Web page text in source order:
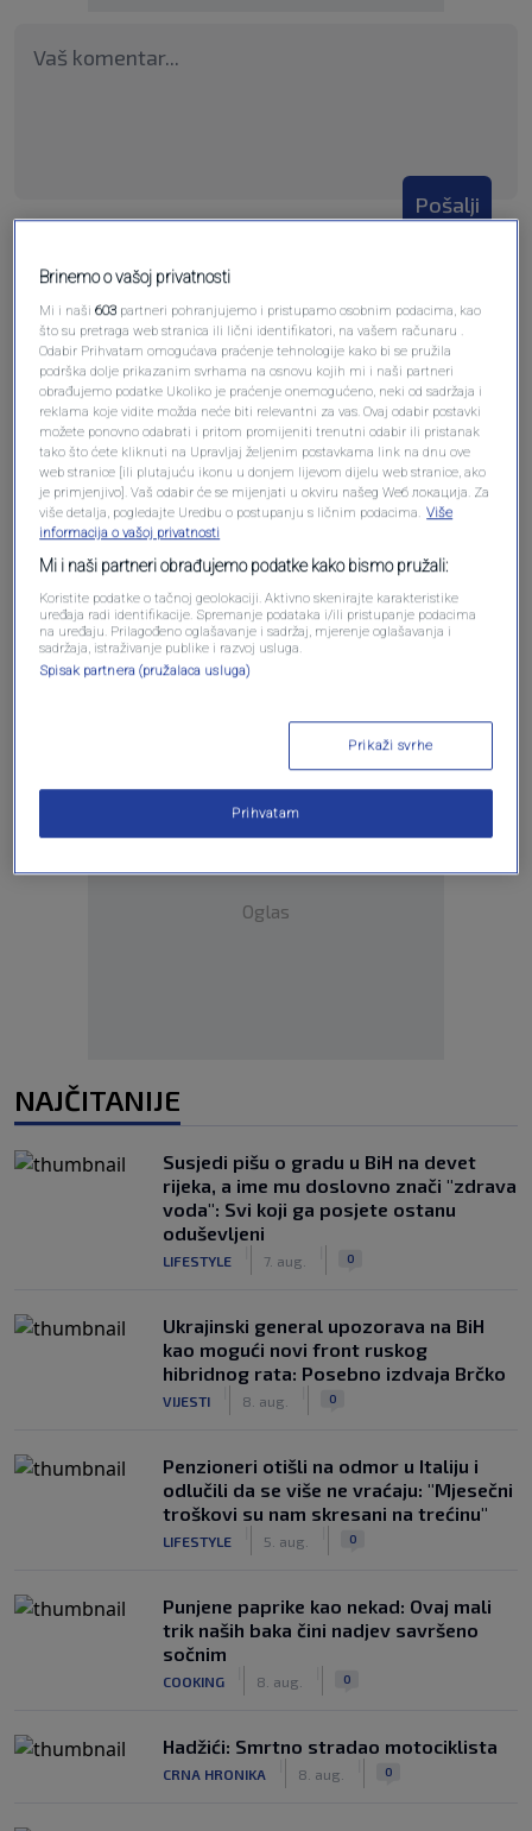
Pošalji
Pošalji komentar
Oglas
Oglas
NAJČITANIJE
Susjedi pišu o gradu u BiH na devet
rijeka, a ime mu doslovno znači "zdrava
voda": Svi koji ga posjete ostanu
oduševljeni
LIFESTYLE 7. aug. 0
Ukrajinski general upozorava na BiH
kao mogući novi front ruskog
hibridnog rata: Posebno izdvaja Brčko
VIJESTI 8. aug. 0
Penzioneri otišli na odmor u Italiju i
odlučili da se više ne vraćaju: "Mjesečni
troškovi su nam skresani na trećinu"
LIFESTYLE 5. aug. 0
Punjene paprike kao nekad: Ovaj mali
trik naših baka čini nadjev savršeno
sočnim
COOKING 8. aug. 0
Hadžići: Smrtno stradao motociklista
CRNA HRONIKA 8. aug. 0
Brinemo o vašoj privatnosti
Mi i naši603 partneri pohranjujemo i pristupamo osobnim podacima, kao
što su pretraga web stranica ili lični identifikatori, na vašem računaru .
Odabir Prihvatam omogućava praćenje tehnologije kako bi se pružila
podrška dolje prikazanim svrhama na osnovu kojih mi i naši partneri
obrađujemo podatke Ukoliko je praćenje onemogućeno, neki od sadržaja i
reklama koje vidite možda neće biti relevantni za vas. Ovaj odabir postavki
možete ponovno odabrati i pritom promijeniti trenutni odabir ili pristanak
tako što ćete kliknuti na Upravljaj željenim postavkama link na dnu ove
web stranice [ili plutajuću ikonu u donjem lijevom dijelu web stranice, ako
je primjenjivo]. Vaš odabir će se mijenjati u okviru našeg Wеб локација. Za
više detalja, pogledajte Uredbu o postupanju s ličnim podacima. Više
informacija o vašoj privatnosti
Mi i naši partneri obrađujemo podatke kako bismo pružali:
Koristite podatke o tačnoj geolokaciji. Aktivno skenirajte karakteristike
uređaja radi identifikacije. Spremanje podataka i/ili pristupanje podacima
na uređaju. Prilagođeno oglašavanje i sadržaj, mjerenje oglašavanja i
sadržaja, istraživanje publike i razvoj usluga.
Spisak partnera (pružalaca usluga)
Prikaži svrhe
Prihvatam